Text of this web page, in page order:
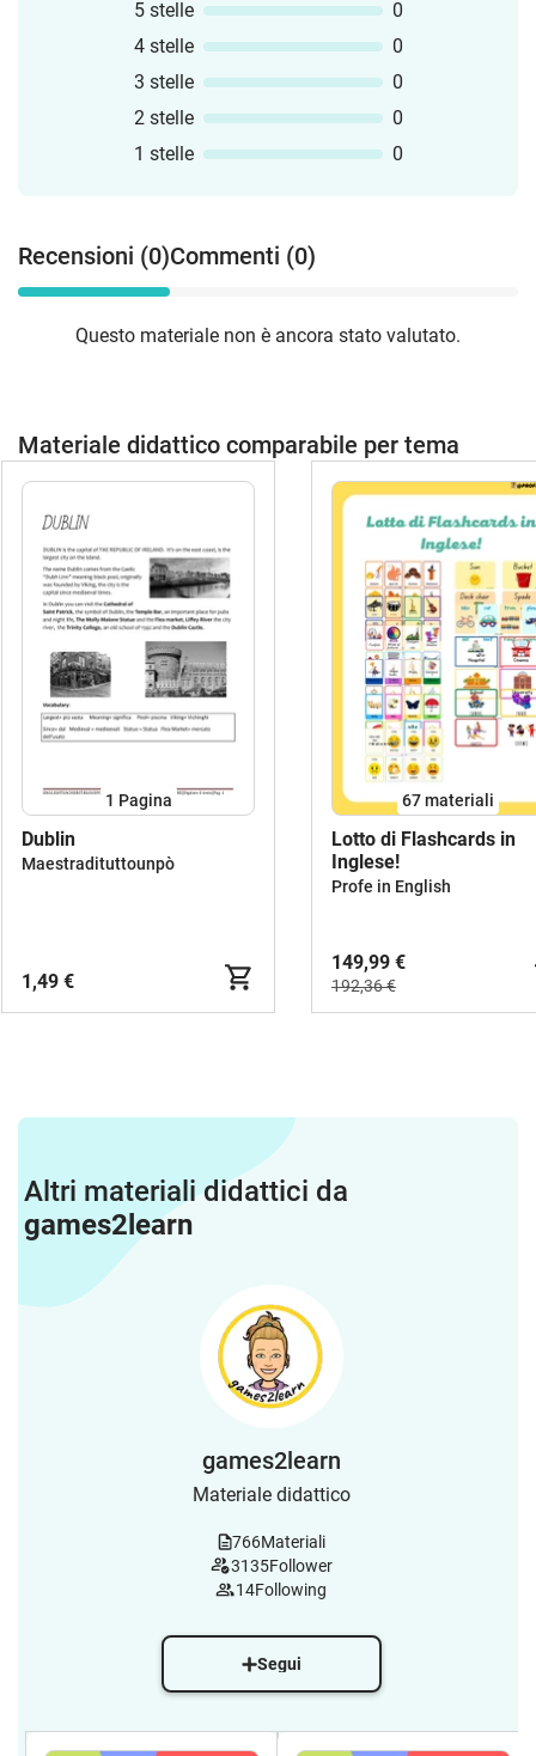
5 stelle
0
4 stelle
0
3 stelle
0
2 stelle
0
1 stelle
0
Recensioni (0)Commenti (0)
Questo materiale non è ancora stato valutato.
Materiale didattico comparabile per tema
1 Pagina
Dublin
Maestradituttounpò
1,49 €
67 materiali
Lotto di Flashcards in
Inglese!
Profe in English
149,99 €
192,36 €
Altri materiali didattici da
games2learn
games2learn
Materiale didattico
766Materiali
3135Follower
14Following
Segui